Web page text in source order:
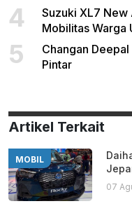
4
Suzuki XL7
Mobilitas Warga
5
Changan
Pintar
Artikel Terkait
MOBIL
07